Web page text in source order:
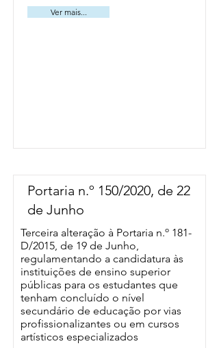
Ver mais...
Portaria n.º 150/2020, de 22
de Junho
Terceira alteração à Portaria n.º 181-
D/2015, de 19 de Junho,
regulamentando a candidatura às
instituições de ensino superior
públicas para os estudantes que
tenham concluído o nível
secundário de educação por vias
profissionalizantes ou em cursos
artísticos especializados